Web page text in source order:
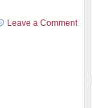
Leave a Comment